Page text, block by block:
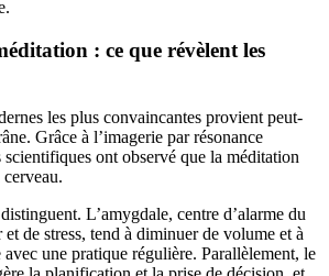
: ce que révèlent les
les plus convaincantes provient peut-
Grâce à l’imagerie par résonance
ont observé que la méditation
L’amygdale, centre d’alarme du
et de stress, tend à diminuer de volume et à
une pratique régulière. Parallèlement, le